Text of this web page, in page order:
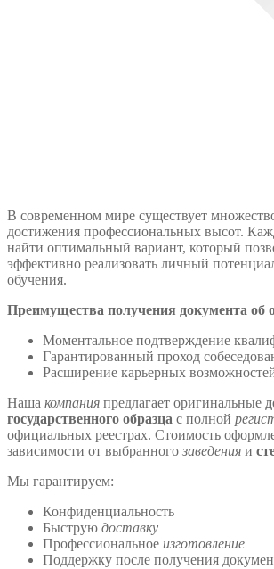
В современном мире существует
достижения профессиональных высот.
найти оптимальный вариант, который
эффективно реализовать личный
обучения.
Преимущества получения документа об
Моментальное подтверждение
Гарантированный проход
Расширение карьерных
Наша компания предлагает оригинальные
государственного образца с полной
официальных реестрах. Стоимость
зависимости от выбранного заведения и
Мы гарантируем:
Конфиденциальность
Быструю доставку
Профессиональное изготовление
Поддержку после получения